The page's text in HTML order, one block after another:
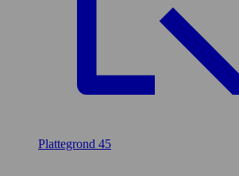
Plattegrond 45